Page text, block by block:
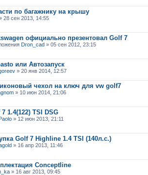
по багажнику на крышу
28 сен 2013, 14:55
официально презентовал Golf 7
Dron_cad » 05 сен 2012, 23:15
или Автозапуск
» 20 янв 2014, 12:57
чехол на ключ для vw golf7
» 10 июн 2014, 21:06
1.4(122) TSI DSG
» 12 июн 2013, 21:11
Golf 7 Highline 1.4 TSI (140л.с.)
» 16 апр 2013, 11:46
Conceptline
» 16 авг 2013, 09:45